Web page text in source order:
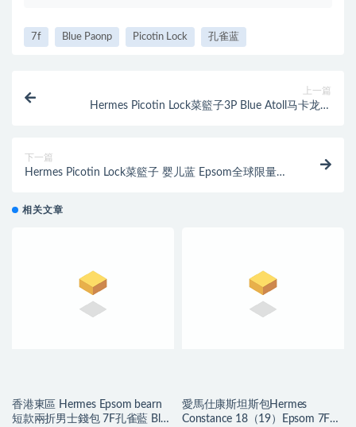
7f Blue Paonp Picotin Lock 孔雀蓝
上一篇
Hermes Picotin Lock菜籃子3P Blue Atoll马卡龙蓝
下一篇
Hermes Picotin Lock菜籃子 婴儿蓝 Epsom全球限量編
相关文章
香港東區 Hermes Epsom bearn
短款兩折男士錢包 7F孔雀藍 Blue
愛馬仕康斯坦斯包Hermes
Constance 18（19）Epsom 7F湖